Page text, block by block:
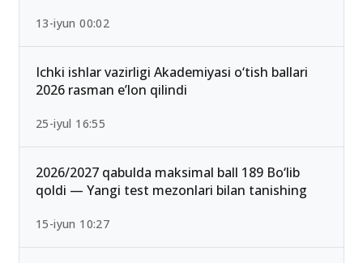
13-iyun 00:02
Ichki ishlar vazirligi Akademiyasi o‘tish ballari
2026 rasman e’lon qilindi
25-iyul 16:55
2026/2027 qabulda maksimal ball 189 Bo‘lib
qoldi — Yangi test mezonlari bilan tanishing
15-iyun 10:27